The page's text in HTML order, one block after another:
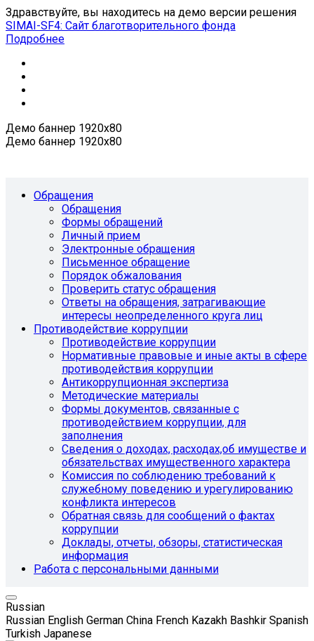
Здравствуйте, вы находитесь на демо версии решения
SIMAI-SF4: Сайт благотворительного фонда
Подробнее
Демо баннер 1920х80
Демо баннер 1920х80
Обращения
Обращения
Формы обращений
Личный прием
Электронные обращения
Письменное обращение
Порядок обжалования
Проверить статус обращения
Ответы на обращения, затрагивающие
интересы неопределенного круга лиц
Противодействие коррупции
Противодействие коррупции
Нормативные правовые и иные акты в сфере
противодействия коррупции
Антикоррупционная экспертиза
Методические материалы
Формы документов, связанные с
противодействием коррупции, для
заполнения
Сведения о доходах, расходах,об имуществе и
обязательствах имущественного характера
Комиссия по соблюдению требований к
служебному поведению и урегулированию
конфликта интересов
Обратная связь для сообщений о фактах
коррупции
Доклады, отчеты, обзоры, статистическая
информация
Работа с персональными данными
Russian
Russian English German China French Kazakh Bashkir Spanish
Turkish Japanese